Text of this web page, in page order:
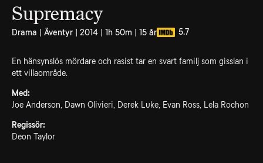
Supremacy
Drama | Äventyr | 2014 | 1h 50m | 15 år 5.7
En hänsynslös mördare och rasist tar en svart familj som gisslan i
ett villaområde.
Med:
Joe Anderson, Dawn Olivieri, Derek Luke, Evan Ross, Lela Rochon
Regissör:
Deon Taylor